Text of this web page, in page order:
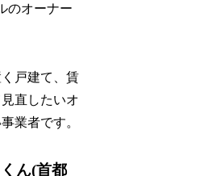
のオーナー
戸建て、賃
直したいオ
業者です。
ん(首都